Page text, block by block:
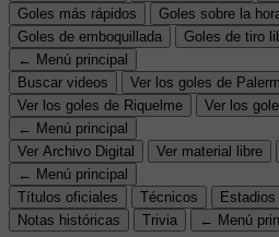
Goles más rápidos
Goles sobre la
Goles de emboquillada
Goles de tiro
← Menú principal
Buscar videos
Ver los goles de
Ver los goles de Riquelme
Ver los
← Menú principal
Ver Archivo Digital
Ver material libre
← Menú principal
Títulos oficiales
Técnicos Estadios
Notas históricas
Trivia ← Menú